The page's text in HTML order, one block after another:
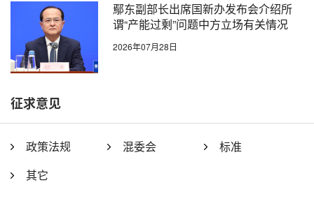
鄢东副部长出席国新办发布会介绍所
谓“产能过剩”问题中方立场有关情况
2026年07月28日
征求意见
政策法规 混委会
标准
其它